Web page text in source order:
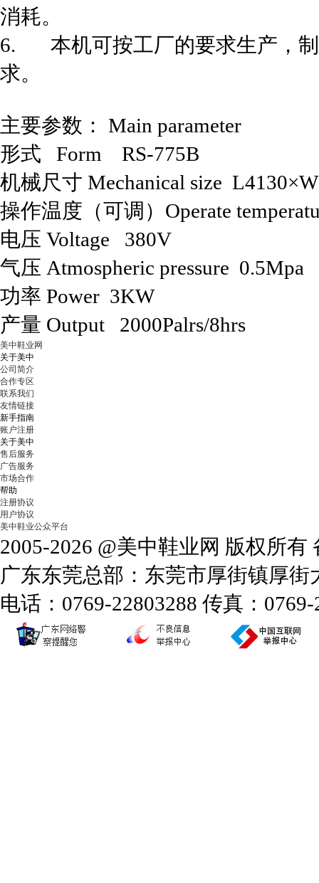
消耗。
6. 本机可按工厂的要求生产，制
求。
主要参数： Main parameter
形式 Form RS-775B
机械尺寸 Mechanical size
操作温度（可调）Operate
电压 Voltage 380V
气压 Atmospheric pressure 0.5Mpa
功率 Power 3KW
产量 Output 2000Palrs/8hrs
美中鞋业网
关于美中
公司简介
合作专区
联系我们
友情链接
新手指南
账户注册
关于美中
售后服务
广告服务
市场合作
帮助
注册协议
用户协议
美中鞋业公众平台
2005-2026 @美中鞋业网 版权所有
广东东莞总部：东莞市厚街镇厚
电话：0769-22803288 传真：0769-